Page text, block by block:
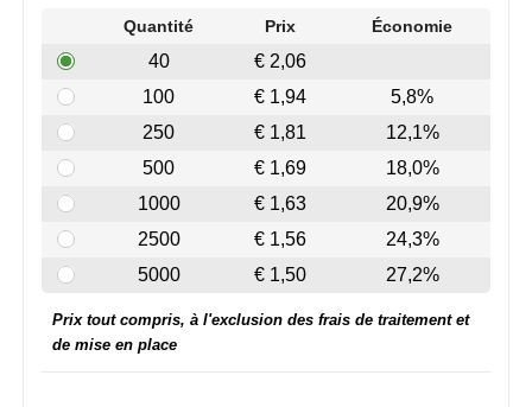
MiniMAX
Moleskine
NoStress
Ocean Bottle
Orrefors
Parker pennen
Quantité Prix Économie
40
€ 2,06
100
€ 1,94
5,8%
250
€ 1,81
12,1%
500
€ 1,69
18,0%
1000
€ 1,63
20,9%
2500
€ 1,56
24,3%
5000
€ 1,50 27,2%
Prix tout compris, à l'exclusion des frais de traitement et
de mise en place